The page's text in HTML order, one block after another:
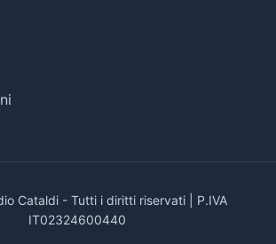
Cataldi - Tutti i diritti riservati | P.IVA
IT02324600440